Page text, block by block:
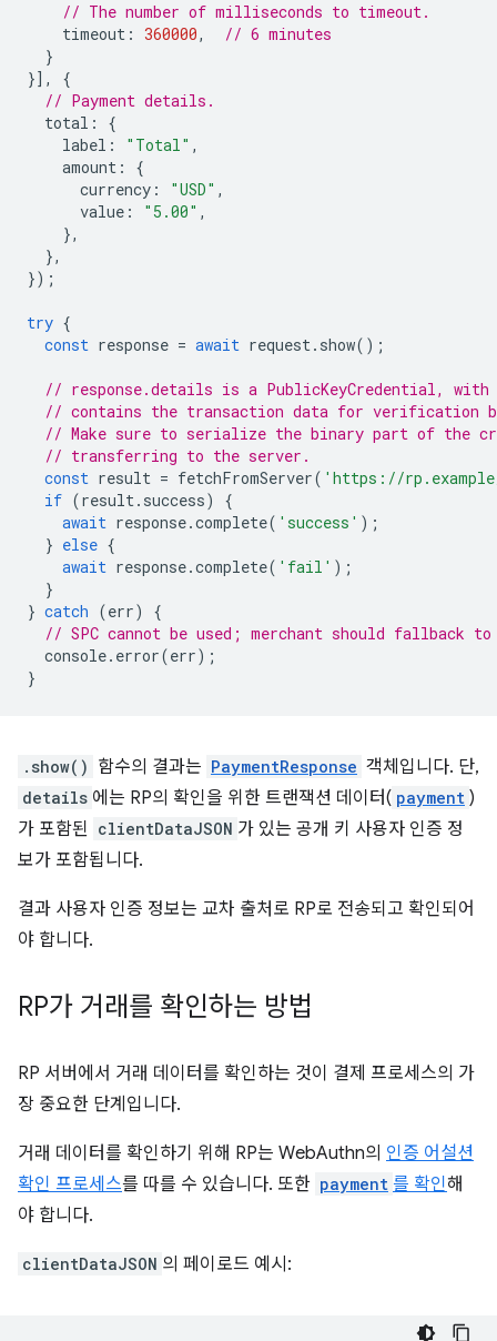
// The number of milliseconds to timeout.
timeout : 360000,
// 6 minutes
}
}],
{
// Payment details.
total :
{
label : "Total" ,
amount :
{
currency : "USD" ,
value : "5.00" ,
},
},
});
try {
const response = await request. show();
// response.details is a PublicKeyCredential, with
// contains the transaction data for verification
// Make sure to serialize the binary part of the
// transferring to the server.
const result = fetchFromServer( 'https://
if (result. success)
{
await response.complete( 'success' );
} else {
await response.complete( 'fail' );
}
} catch (err)
{
// SPC cannot be used; merchant should fallback
console. error(err);
}
.show() 함수의 결과는 PaymentResponse 객체입니다. 단,
details 에는 RP의 확인을 위한 트랜잭션 데이터( payment )
가 포함된 clientDataJSON 가 있는 공개 키 사용자 인증 정
보가 포함됩니다.
결과 사용자 인증 정보는 교차 출처로 RP로 전송되고 확인되어
야 합니다.
RP가 거래를 확인하는 방법
RP 서버에서 거래 데이터를 확인하는 것이 결제 프로세스의 가
장 중요한 단계입니다.
거래 데이터를 확인하기 위해 RP는 WebAuthn의 인증 어설션
확인 프로세스를 따를 수 있습니다. 또한 payment 를 확인해
야 합니다.
clientDataJSON 의 페이로드 예시: